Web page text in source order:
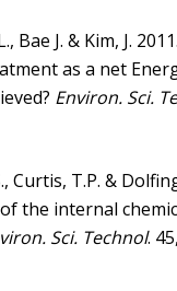
Bae J. & Kim, J.
as a net
Environ. Sci.
Curtis, T.P. &
the internal
Sci. Technol.